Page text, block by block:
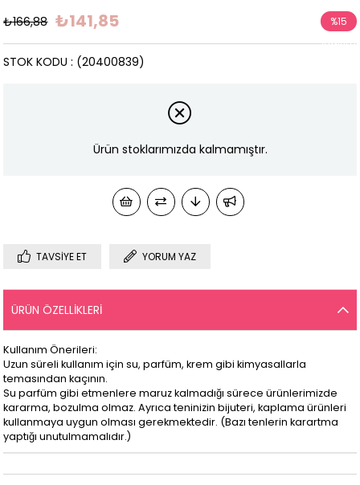
₺166,88 ₺141,85 %15
İndirim
(20400839)
STOK KODU
Ürün stoklarımızda kalmamıştır.
TAVSIYE ET YORUM YAZ
ÜRÜN ÖZELLIKLERI
Kullanım Önerileri:
Uzun süreli kullanım için su, parfüm, krem gibi kimyasallarla
temasından kaçının.
Su parfüm gibi etmenlere maruz kalmadığı sürece ürünlerimizde
kararma, bozulma olmaz. Ayrıca teninizin bijuteri, kaplama ürünleri
kullanmaya uygun olması gerekmektedir. (Bazı tenlerin karartma
yaptığı unutulmamalıdır.)